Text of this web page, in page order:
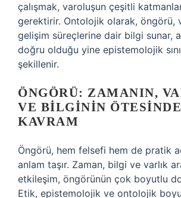
çalışmak, varoluşun çeşitli
gerektirir. Ontolojik olarak, öngörü,
gelişim süreçlerine dair bilgi sunar,
doğru olduğu yine epistemolojik
şekillenir.
ÖNGÖRÜ: ZAMANIN,
VE BILGININ
KAVRAM
Öngörü, hem felsefi hem de pratik
anlam taşır. Zaman, bilgi ve varlık
etkileşim, öngörünün çok boyutlu
Etik, epistemolojik ve ontolojik